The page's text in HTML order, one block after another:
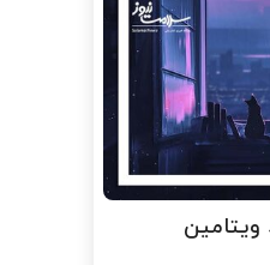
ویتامین